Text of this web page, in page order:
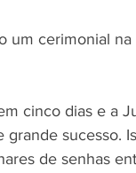
um cerimonial na
cinco dias e a
sucesso.
de senhas